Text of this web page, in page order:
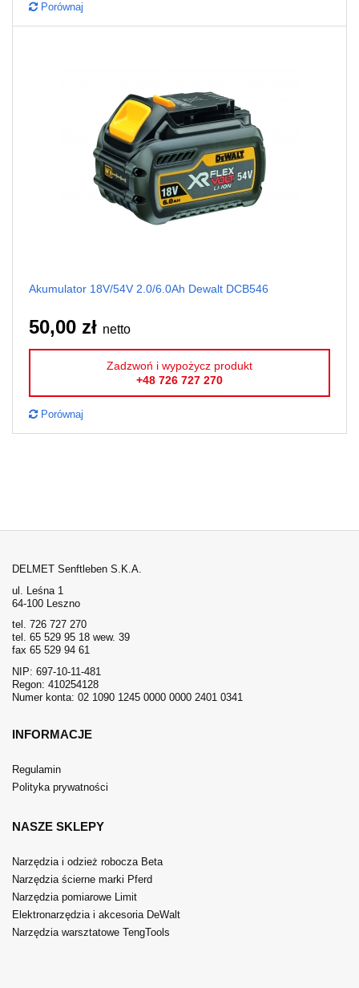
Porównaj
Akumulator 18V/54V 2.0/6.0Ah Dewalt DCB546
50,00 zł netto
Zadzwoń i wypożycz produkt
+48 726 727 270
Porównaj
DELMET Senftleben S.K.A.
ul. Leśna 1
64-100 Leszno
tel. 726 727 270
tel. 65 529 95 18 wew. 39
fax 65 529 94 61
NIP: 697-10-11-481
Regon: 410254128
Numer konta: 02 1090 1245 0000 0000 2401 0341
INFORMACJE
Regulamin
Polityka prywatności
NASZE SKLEPY
Narzędzia i odzież robocza Beta
Narzędzia ścierne marki Pferd
Narzędzia pomiarowe Limit
Elektronarzędzia i akcesoria DeWalt
Narzędzia warsztatowe TengTools